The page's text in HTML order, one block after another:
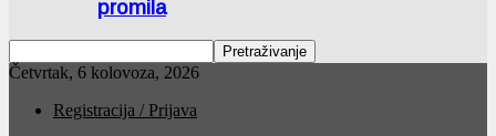
promila
Četvrtak, 6 kolovoza, 2026
Registracija / Prijava